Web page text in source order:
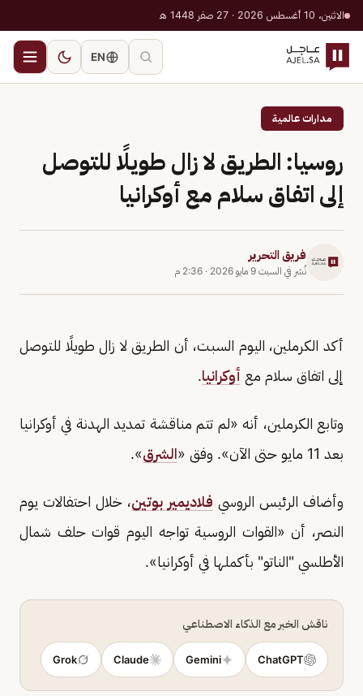
الاثنين، 10 أغسطس 2026 · 27 صفر 1448 هـ
EN
مدارات عالمية
روسيا: الطريق لا زال طويلًا للتوصل
إلى اتفاق سلام مع أوكرانيا
فريق التحرير
نُشر في السبت 9 مايو 2026 · 2:36 م
أكد الكرملين، اليوم السبت، أن الطريق لا زال طويلًا للتوصل
إلى اتفاق سلام مع أوكرانيا.
وتابع الكرملين، أنه «لم تتم مناقشة تمديد الهدنة في أوكرانيا
بعد 11 مايو حتى الآن». وفق «
الشرق».
وأضاف الرئيس الروسي فلاديمير بوتين، خلال احتفالات يوم
النصر، أن «القوات الروسية تواجه اليوم قوات حلف شمال
الأطلسي "الناتو" بأكملها في أوكرانيا».
ناقش الخبر مع الذكاء الاصطناعي
ChatGPT
Gemini
Claude
Grok